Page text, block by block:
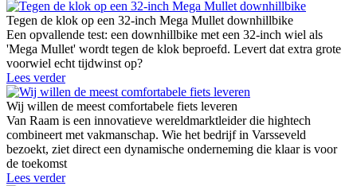
Tegen de klok op een 32-inch Mega Mullet downhillbike
Een opvallende test: een downhillbike met een 32-inch wiel als
'Mega Mullet' wordt tegen de klok beproefd. Levert dat extra grote
voorwiel echt tijdwinst op?
Lees verder
Wij willen de meest comfortabele fiets leveren
Van Raam is een innovatieve wereldmarktleider die hightech
combineert met vakmanschap. Wie het bedrijf in Varsseveld
bezoekt, ziet direct een dynamische onderneming die klaar is voor
de toekomst
Lees verder